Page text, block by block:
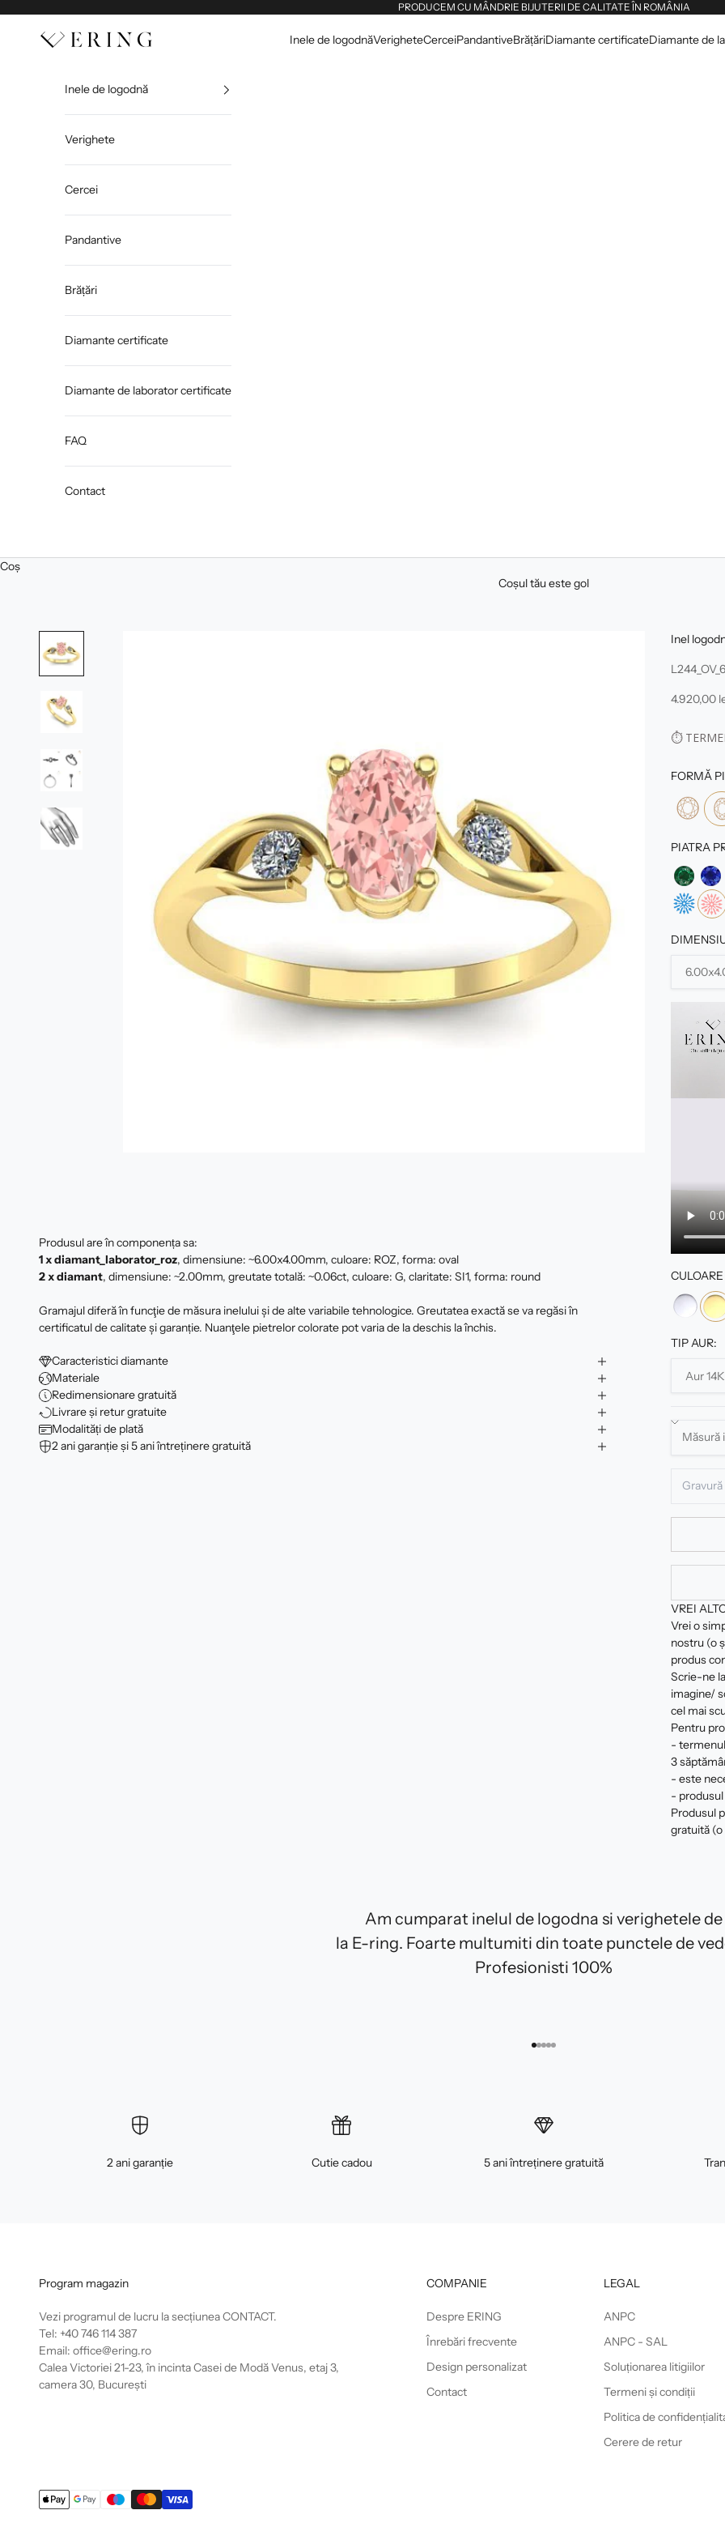
PRODUCEM CU MÂNDRIE BIJUTERII DE CALITATE ÎN ROMÂNIA
Ering Inele de logodnăVerigheteCerceiPandantiveBrățăriDiamante certificateDiamante de
Inele de logodnă
Verighete
Cercei
Pandantive
Brățări
Diamante certificate
Diamante de laborator certificate
FAQ
Contact
Coș
Coșul tău este gol
Inel
Preț redus
4.920,00
⏱
FORMĂ
PIATRA
TIP AUR:
VREI
Vrei o
nostru (o
produs
Scrie-ne
imagine/
cel mai
Pentru
-
3
- este
-
Produsul
gratuită (o
Produsul are în componența sa:
1 x diamant_laborator_roz, dimensiune: ~6.00x4.00mm, culoare: ROZ, forma: oval
2 xdiamant, dimensiune: ~2.00mm, greutate totală: ~0.06ct, culoare: G, claritate: SI1, forma: round
Gramajul diferă în funcţie de măsura inelului şi de alte variabile tehnologice. Greutatea exactă se va regăsi în
certificatul de calitate şi garanție. Nuanţele pietrelor colorate pot varia de la deschis la închis.
Caracteristici diamante
Materiale
Redimensionare gratuită
Livrare și retur gratuite
Modalități de plată
2 ani garanție și 5 ani întreținere gratuită
Am cumparat inelul de logodna si verighetele de
la E-ring. Foarte multumiti din toate punctele de
Profesionisti 100%
Mergi la articolul 1
Mergi la articolul 2
Mergi la articolul 3
Mergi la articolul 4
Mergi la articolul 5
2 ani garanție Cutie cadou 5 ani întreținere gratuită
Program magazin
Vezi programul de lucru la secțiuneaCONTACT.
Tel: +40 746 114 387
Email: office@ering.ro
Calea Victoriei 21-23, în incinta Casei de Modă Venus, etaj 3,
camera 30, București
COMPANIE
Despre ERING
Înrebări frecvente
Design personalizat
Contact
LEGAL
ANPC
ANPC - SAL
Soluționarea litigiilor
Termeni și condiții
Politica de
Cerere de retur